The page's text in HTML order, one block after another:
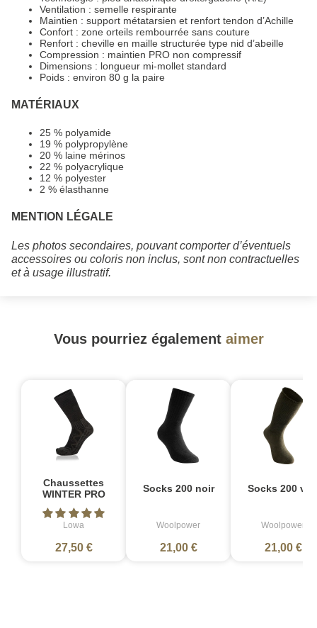
Ventilation : semelle respirante
Maintien : support métatarsien et renfort tendon d’Achille
Confort : zone orteils rembourrée sans couture
Renfort : cheville en maille structurée type nid d’abeille
Compression : maintien PRO non compressif
Dimensions : longueur mi-mollet standard
Poids : environ 80 g la paire
MATÉRIAUX
25 % polyamide
19 % polypropylène
20 % laine mérinos
22 % polyacrylique
12 % polyester
2 % élasthanne
MENTION LÉGALE
Les photos secondaires, pouvant comporter d’éventuels
accessoires ou coloris non inclus, sont non contractuelles
et à usage illustratif.
Vous pourriez également aimer
Chaussettes
WINTER PRO
Lowa
27,50 €
Socks 200 noir
Woolpower
21,00 €
Socks 200
Woolpower
21,00 €